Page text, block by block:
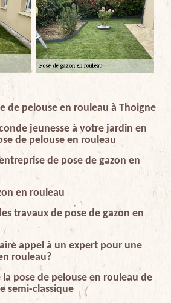
de pelouse en rouleau à Thoigne
jeunesse à votre jardin en
de pelouse en rouleau
de pose de gazon en
en rouleau
travaux de pose de gazon en
appel à un expert pour une
rouleau?
pose de pelouse en rouleau de
semi-classique